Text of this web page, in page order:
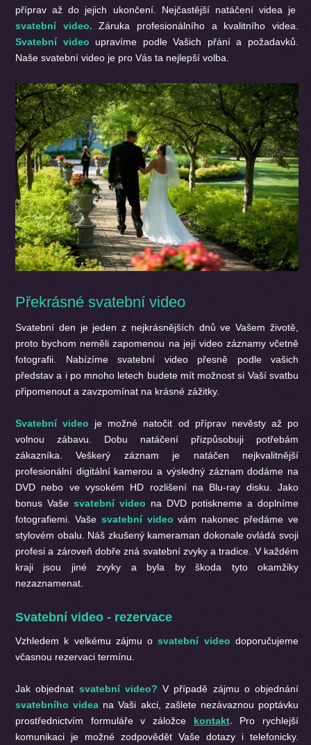
příprav až do jejich ukončení. Nejčastější natáčení videa je
svatební video. Záruka profesionálního a kvalitního videa.
Svatební video upravíme podle Vašich přání a požadavků.
Naše svatební video je pro Vás ta nejlepší volba.
Překrásné svatební video
Svatební den je jeden z nejkrásnějších dnů ve Vašem životě,
proto bychom neměli zapomenou na její video záznamy včetně
fotografii. Nabízíme svatební video přesně podle vašich
představ a i po mnoho letech budete mít možnost si Vaší svatbu
připomenout a zavzpomínat na krásné zážitky.
Svatební video je možné natočit od příprav nevěsty až po
volnou zábavu. Dobu natáčení přizpůsobuji potřebám
zákazníka. Veškerý záznam je natáčen nejkvalitnější
profesionální digitální kamerou a výsledný záznam dodáme na
DVD nebo ve vysokém HD rozlišení na Blu-ray disku. Jako
bonus Vaše svatební video na DVD potiskneme a doplníme
fotografiemi. Vaše svatební video vám nakonec předáme ve
stylovém obalu. Náš zkušený kameraman dokonale ovládá svoji
profesi a zároveň dobře zná svatební zvyky a tradice. V každém
kraji jsou jiné zvyky a byla by škoda tyto okamžiky
nezaznamenat.
Svatební video - rezervace
Vzhledem k velkému zájmu osvatební video doporučujeme
včasnou rezervaci termínu.
Jak objednat svatební video? V případě zájmu o objednání
svatebního videa na Vaši akci, zašlete nezávaznou poptávku
prostřednictvím formuláře v záložce kontakt. Pro rychlejší
komunikaci je možné zodpovědět Vaše dotazy i telefonicky.